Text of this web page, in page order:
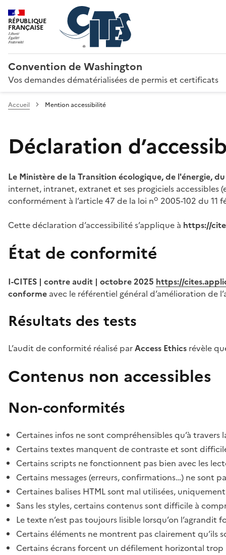
RÉPUBLIQUE
FRANÇAISE
Convention de Washington
Vos demandes dématérialisées de permis et certificats
Accueil Mention accessibilité
Déclaration
Le Ministère de la Transition écologique, de l'énergie,
internet, intranet, extranet et ses progiciels
conformément à l’article 47 de la loi no 2005-102 du 11
Cette déclaration d’accessibilité s’applique à https://
État de conformité
I-CITES | contre audit | octobre 2025 https://
conforme avec le référentiel général d’amélioration de
Résultats des tests
L’audit de conformité réalisé parAccess Ethics révèle
Contenus non accessibles
Non-conformités
Certaines infos ne sont compréhensibles qu’à travers
Certains textes manquent de contraste et sont
Certains scripts ne fonctionnent pas bien avec les
Certains messages (erreurs, confirmations…) ne sont
Certaines balises HTML sont mal utilisées,
Sans les styles, certains contenus sont difficile à
Le texte n’est pas toujours lisible lorsqu’on l’agrandit
Certains éléments ne montrent pas clairement qu’ils
Certains écrans forcent un défilement horizontal